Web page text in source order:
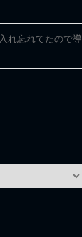
れ忘れてたので導